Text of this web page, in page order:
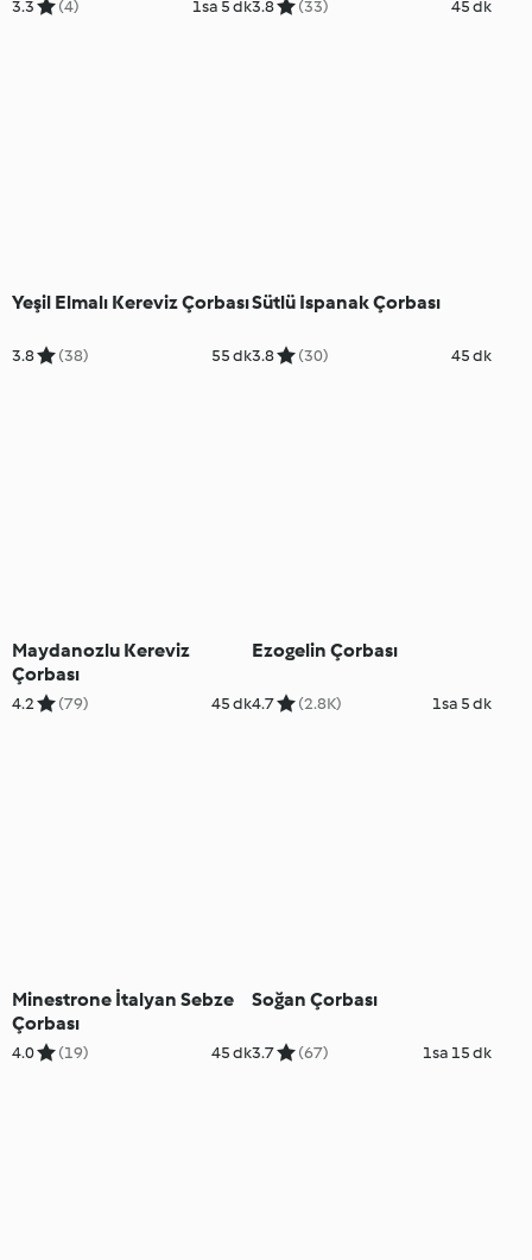
3.3 (4) 1sa 5 dk3.8 (33) 45 dk
Yeşil Elmalı Kereviz Çorbası
3.8 (38) 55 dk
Sütlü Ispanak Çorbası
3.8 (30) 45 dk
Maydanozlu Kereviz
Çorbası
4.2 (79) 45 dk
Ezogelin Çorbası
4.7 (2.8K) 1sa 5 dk
Minestrone İtalyan Sebze
Çorbası
4.0 (19) 45 dk
Soğan Çorbası
3.7 (67) 1sa 15 dk